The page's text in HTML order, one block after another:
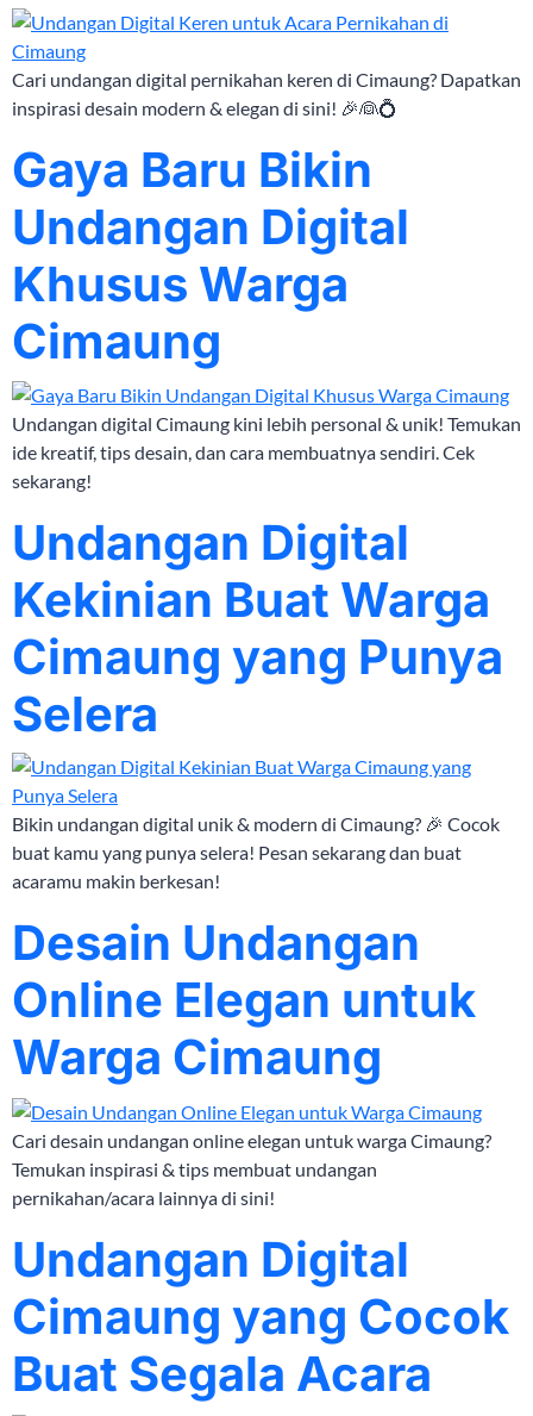
Cari undangan digital pernikahan keren di Cimaung? Dapatkan
inspirasi desain modern & elegan di sini! 🎉👰💍
Gaya Baru Bikin
Undangan Digital
Khusus Warga
Cimaung
Undangan digital Cimaung kini lebih personal & unik! Temukan
ide kreatif, tips desain, dan cara membuatnya sendiri. Cek
sekarang!
Undangan Digital
Kekinian Buat Warga
Cimaung yang Punya
Selera
Bikin undangan digital unik & modern di Cimaung? 🎉 Cocok
buat kamu yang punya selera! Pesan sekarang dan buat
acaramu makin berkesan!
Desain Undangan
Online Elegan untuk
Warga Cimaung
Cari desain undangan online elegan untuk warga Cimaung?
Temukan inspirasi & tips membuat undangan
pernikahan/acara lainnya di sini!
Undangan Digital
Cimaung yang Cocok
Buat Segala Acara